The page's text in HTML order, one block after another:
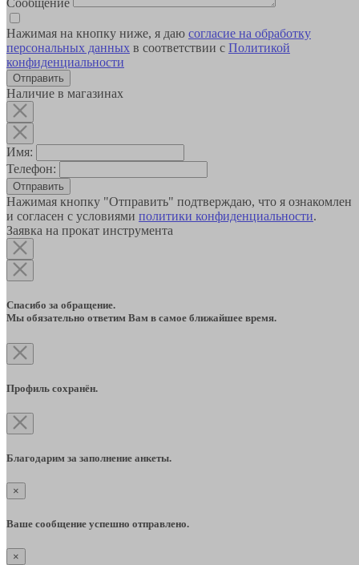
Сообщение
Нажимая на кнопку ниже, я даю согласие на обработку
персональных данных в соответствии с Политикой
конфиденциальности
Наличие в магазинах
Имя:
Телефон:
Отправить
Нажимая кнопку "Отправить" подтверждаю, что я ознакомлен
и согласен с условиями политики конфиденциальности.
Заявка на прокат инструмента
Спасибо за обращение.
Мы обязательно ответим Вам в самое ближайшее время.
Профиль сохранён.
Благодарим за заполнение анкеты.
×
Ваше сообщение успешно отправлено.
×